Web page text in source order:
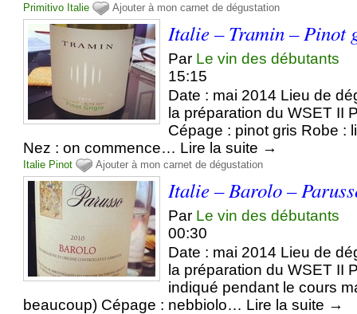
Primitivo Italie Ajouter à mon carnet de dégustation
Italie – Tramin – Pinot
Par Le vin des débutants
15:15
Date : mai 2014 Lieu de
la préparation du WSET II
Cépage : pinot gris Robe :
Nez : on commence… Lire la suite →
Italie Pinot Ajouter à mon carnet de dégustation
Italie – Barolo –
Par Le vin des débutants
00:30
Date : mai 2014 Lieu de
la préparation du WSET II
indiqué pendant le cours
beaucoup) Cépage : nebbiolo… Lire la suite →